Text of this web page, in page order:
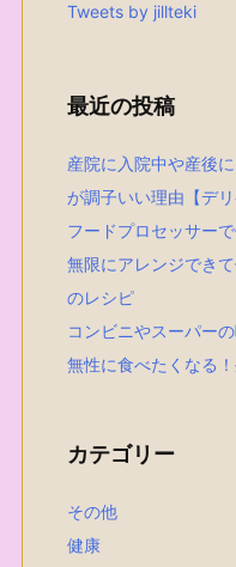
Tweets by jillteki
最近の投稿
産院に入院中や産後
が調子いい理由【デ
フードプロセッサー
無限にアレンジでき
のレシピ
コンビニやスーパー
無性に食べたくなる
カテゴリー
その他
健康